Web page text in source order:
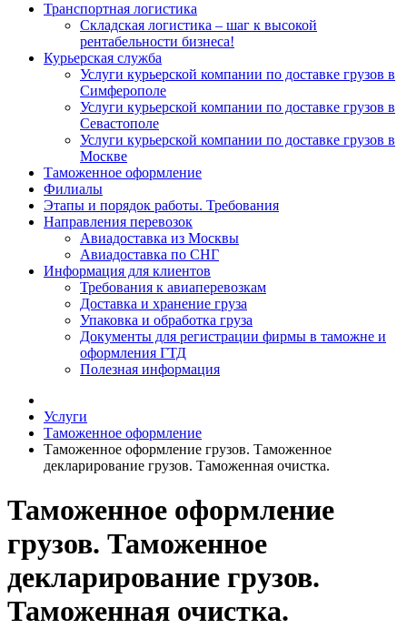
Транспортная логистика
Складская логистика – шаг к высокой
рентабельности бизнеса!
Курьерская служба
Услуги курьерской компании по доставке грузов в
Симферополе
Услуги курьерской компании по доставке грузов в
Севастополе
Услуги курьерской компании по доставке грузов в
Москве
Таможенное оформление
Филиалы
Этапы и порядок работы. Требования
Направления перевозок
Авиадоставка из Москвы
Авиадоставка по СНГ
Информация для клиентов
Требования к авиаперевозкам
Доставка и хранение груза
Упаковка и обработка груза
Документы для регистрации фирмы в таможне и
оформления ГТД
Полезная информация
Услуги
Таможенное оформление
Таможенное оформление грузов. Таможенное
декларирование грузов. Таможенная очистка.
Таможенное оформление
грузов. Таможенное
декларирование грузов.
Таможенная очистка.